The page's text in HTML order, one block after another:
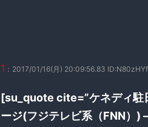
1 ：2017/01/16(月) 20:09:56.83
[su_quote cite=”ケネディ駐
ージ(フジテレビ系（FNN）)